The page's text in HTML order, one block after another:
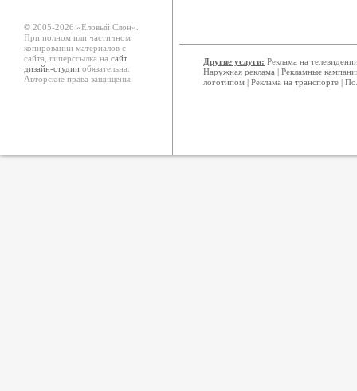
© 2005-2026 «Еловый Cлон».
При полном или частичном
копировании материалов с
сайта, гиперссылка на сайт
дизайн-студии обязательна.
Авторские права защищены.
Другие услуги: Реклама на
Наружная реклама
Рекламные
логотипом
Реклама на транспорте